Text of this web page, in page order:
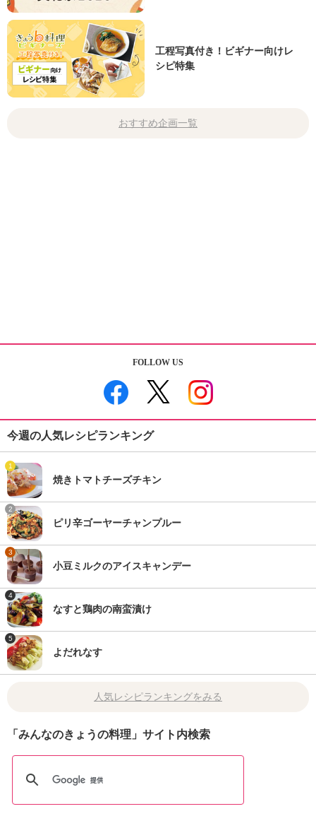
工程写真付き！ビギナー向けレ
シピ特集
おすすめ企画一覧
FOLLOW US
今週の人気レシピランキング
1
焼きトマトチーズチキン
2
ピリ辛ゴーヤーチャンプルー
3
小豆ミルクのアイスキャンデー
4
なすと鶏肉の南蛮漬け
5
よだれなす
人気レシピランキングをみる
「みんなのきょうの料理」サイト内検索